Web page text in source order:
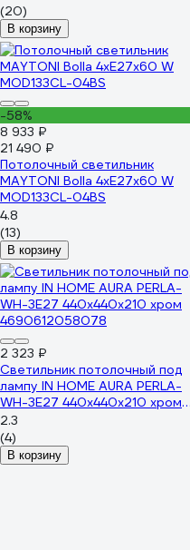
(20)
В корзину
-58%
8 933 ₽
21 490 ₽
Потолочный светильник
MAYTONI Bolla 4хE27x60 W
MOD133CL-04BS
4.8
(13)
В корзину
2 323 ₽
Светильник потолочный под
лампу IN HOME AURA PERLA-
WH-3E27 440x440x210 хром
4690612058078
2.3
(4)
В корзину